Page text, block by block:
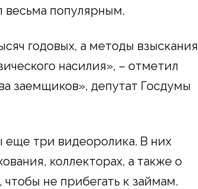
весьма популярным.
годовых, а методы взыскания
насилия», – отметил
заемщиков», депутат Госдумы
еще три видеоролика. В них
коллекторах, а также о
чтобы не прибегать к займам.